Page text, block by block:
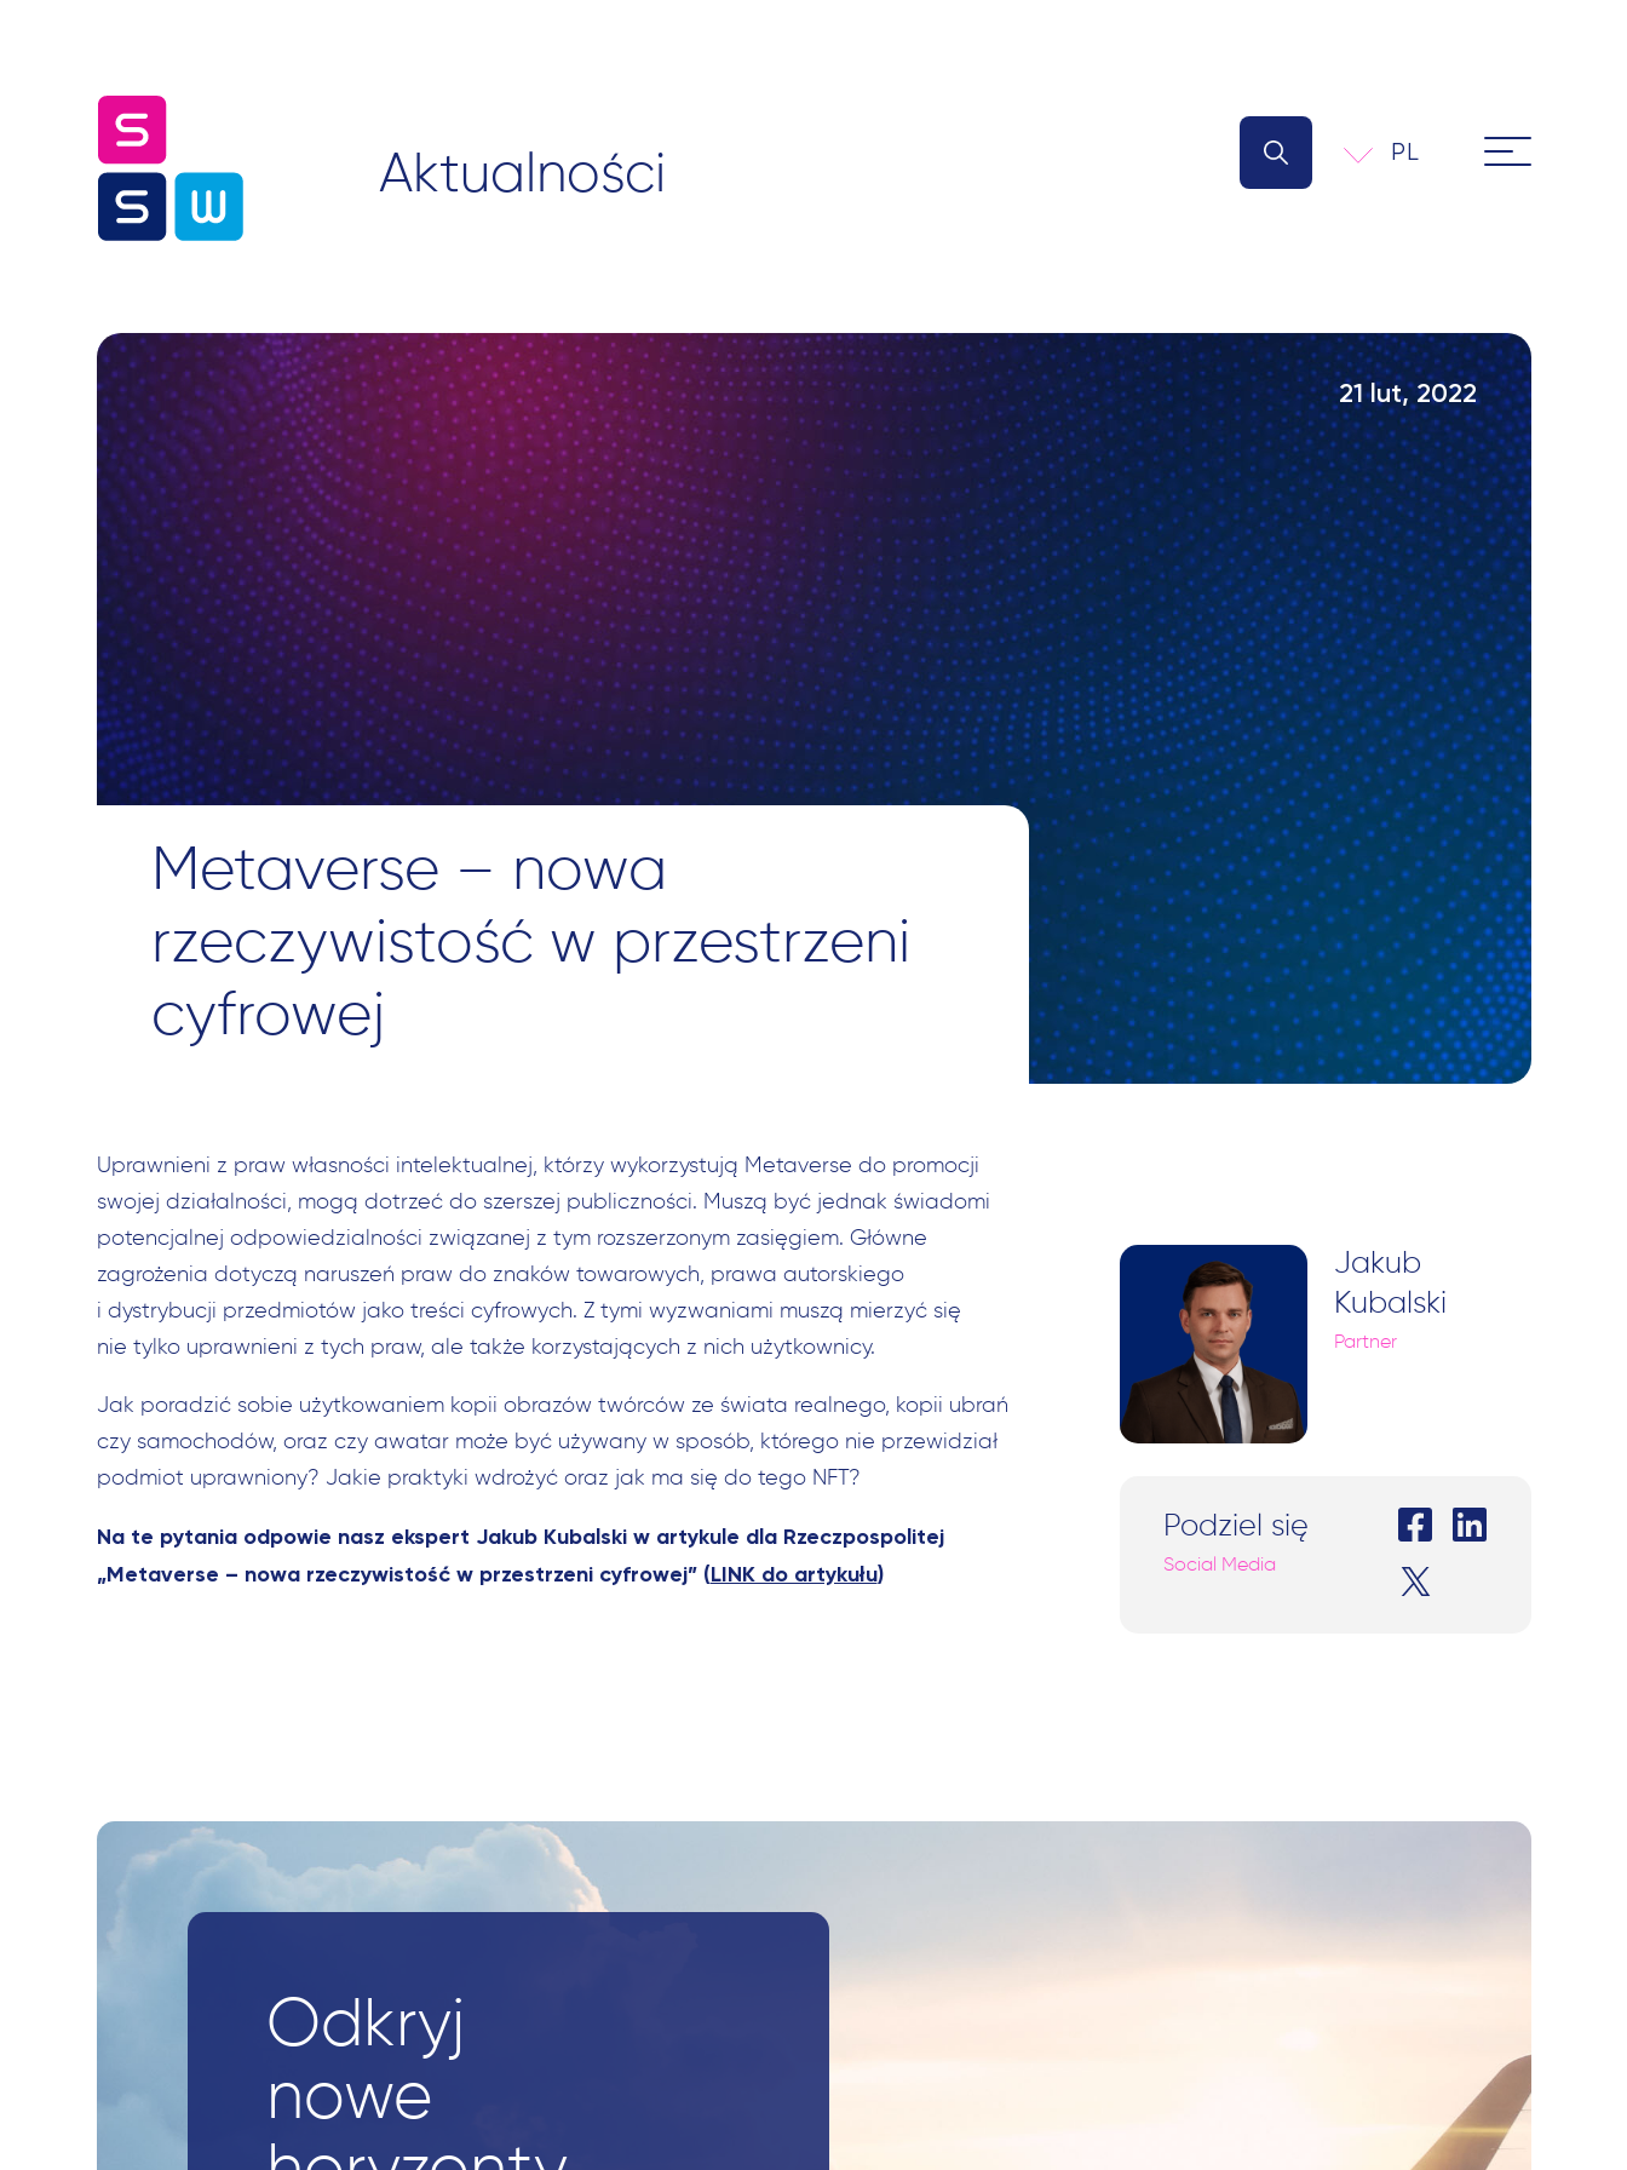
Aktualności PL
21 lut, 2022
Metaverse – nowa
rzeczywistość w przestrzeni
cyfrowej
Uprawnieni z praw własności intelektualnej, którzy wykorzystują Metaverse do promocji
swojej działalności, mogą dotrzeć do szerszej publiczności. Muszą być jednak świadomi
potencjalnej odpowiedzialności związanej z tym rozszerzonym zasięgiem. Główne
zagrożenia dotyczą naruszeń praw do znaków towarowych, prawa autorskiego
i dystrybucji przedmiotów jako treści cyfrowych. Z tymi wyzwaniami muszą mierzyć się
nie tylko uprawnieni z tych praw, ale także korzystających z nich użytkownicy.
Jak poradzić sobie użytkowaniem kopii obrazów twórców ze świata realnego, kopii ubrań
czy samochodów, oraz czy awatar może być używany w sposób, którego nie przewidział
podmiot uprawniony? Jakie praktyki wdrożyć oraz jak ma się do tego NFT?
Na te pytania odpowie nasz ekspert Jakub Kubalski w artykule dla Rzeczpospolitej
„Metaverse – nowa rzeczywistość w przestrzeni cyfrowej” (LINK do artykułu)
Jakub
Kubalski
Partner
Podziel się
Social Media
Odkryj
nowe